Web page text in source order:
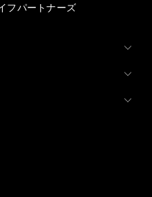
フパートナーズ